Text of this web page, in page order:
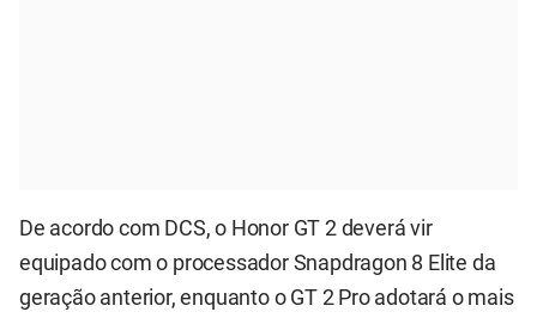
De acordo com DCS, o Honor GT 2 deverá vir
equipado com o processador Snapdragon 8 Elite da
geração anterior, enquanto o GT 2 Pro adotará o mais